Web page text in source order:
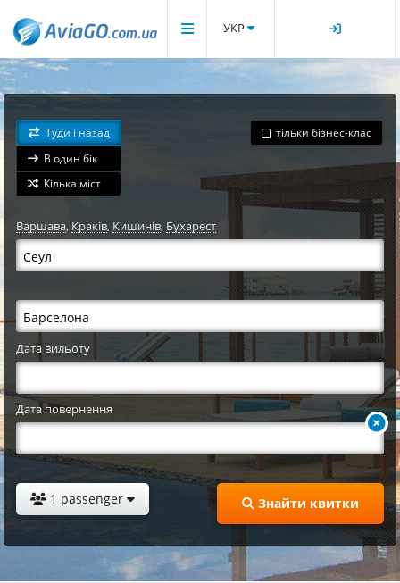
УКР
Туди і назад
В один бік
Кілька міст
тільки бізнес-клас
Варшава,Краків, Кишинів, Бухарест
Дата вильоту
Дата повернення
1 passenger Знайти квитки